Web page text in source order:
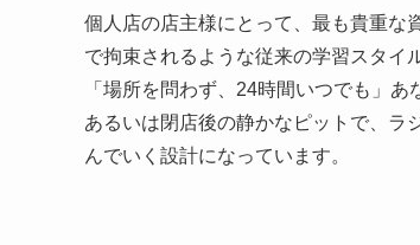
個人店の店主様にとって、最も貴重な
で拘束されるような従来の学習スタイ
「場所を問わず、24時間いつでも」
あるいは閉店後の静かなピットで、ラ
んでいく設計になっています。